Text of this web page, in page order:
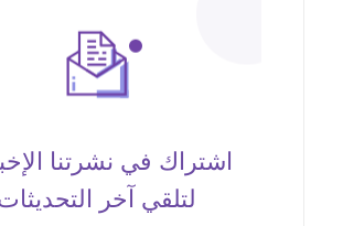
اشتراك في نشرتنا
لتلقي آخر